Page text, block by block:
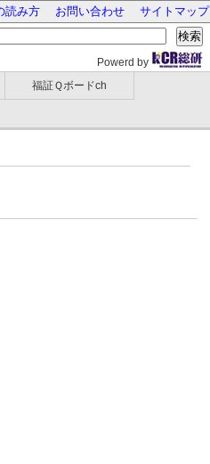
読み方 お問い合わせ
サイトマップ
検索
Powerd by
福証Ｑボードch